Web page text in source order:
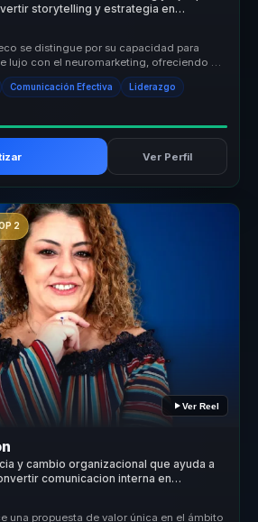
storytelling y estrategia en
competitiva.
se distingue por su capacidad para
lujo con el neuromarketing, ofreciendo un
Comunicación Efectiva Liderazgo
Ver Perfil
2
Ver Reel
y cambio organizacional que ayuda a
comunicacion interna en
competitiva.
una propuesta de valor única en el ámbito